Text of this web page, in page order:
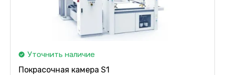
Уточнить наличие
Покрасочная камера S1